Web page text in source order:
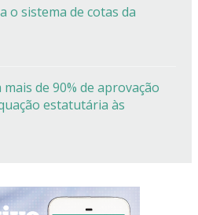
o sistema de cotas da
de 90% de aprovação
estatutária às